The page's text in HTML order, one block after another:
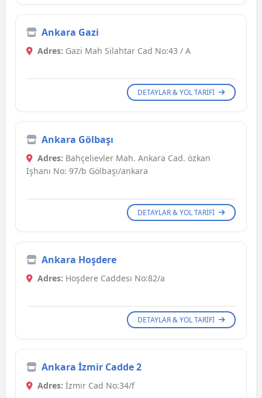
Ankara Gazi
Adres: Gazi Mah Silahtar Cad No:43 / A
DETAYLAR & YOL TARIFI
Ankara Gölbaşı
Adres: Bahçelievler Mah. Ankara Cad. özkan
İşhanı No: 97/b Gölbaşı/ankara
DETAYLAR & YOL TARIFI
Ankara Hoşdere
Adres: Hoşdere Caddesı No:82/a
DETAYLAR & YOL TARIFI
Ankara İzmir Cadde 2
Adres: İzmir Cad No:34/f